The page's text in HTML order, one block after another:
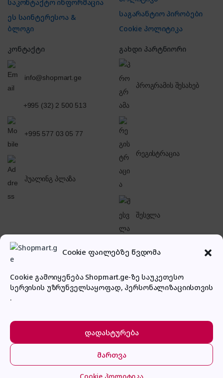
Cookie ფაილებზე წვდომა
Cookie გამოიყენება Shopmart.ge-ზე საუკეთესო
სერვისის უზრუნველსაყოფად, პერსონალიზაციისთვის
.
დადასტურება
მართვა
საკონტაქტო ინფორმაცია
ეს საინტერესოა &
ბლოგი
საგარანტიო პირობები
Cookie პოლიტიკა
კონტაქტი
info@shopmart.ge
+995 (32) 2 500 513
+995 577 03 05 77
ჰუალინგ პლაზა
გახდი პარტნიორი
პროგრამის შესახებ
რეგისტრაცია
შესვლა
პირადი კაბინეტი
მთავარი კატეგორიები კალათა შესვლა